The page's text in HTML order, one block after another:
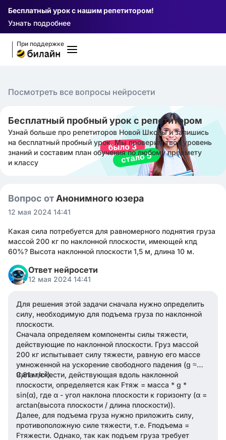
Бесплатный урок с нашим репетитором!
Узнать подробнее
При поддержке
Посмотреть все вопросы нейросети
Бесплатный пробный урок с репетитором
Узнай больше про репетиторов Новой Школы и запишись
на бесплатный пробный урок. Мы проверим твой уровень
знаний и составим план обучения по любому предмету
и классу
Вопрос от Анонимного юзера
12 мая 2024 14:41
Какая сила потребуется для равномерного поднятия груза
массой 200 кг по наклонной плоскости, имеющей кпд
60%? Высота наклонной плоскости 1,5 м, длина 10 м.
Ответ нейросети
12 мая 2024 14:41
Для решения этой задачи сначала нужно определить
силу, необходимую для подъема груза по наклонной
плоскости.
Сначала определяем компоненты силы тяжести,
действующие по наклонной плоскости. Груз массой
200 кг испытывает силу тяжести, равную его массе
умноженной на ускорение свободного падения (g ≈
9,81 м/с²).
Сила тяжести, действующая вдоль наклонной
плоскости, определяется как Fтяж = масса * g *
sin(α), где α - угол наклона плоскости к горизонту (α =
arctan(высота плоскости / длина плоскости)).
Далее, для подъема груза нужно приложить силу,
противоположную силе тяжести, т.е. Fподъема =
Fтяжести. Однако, так как подъем груза требует